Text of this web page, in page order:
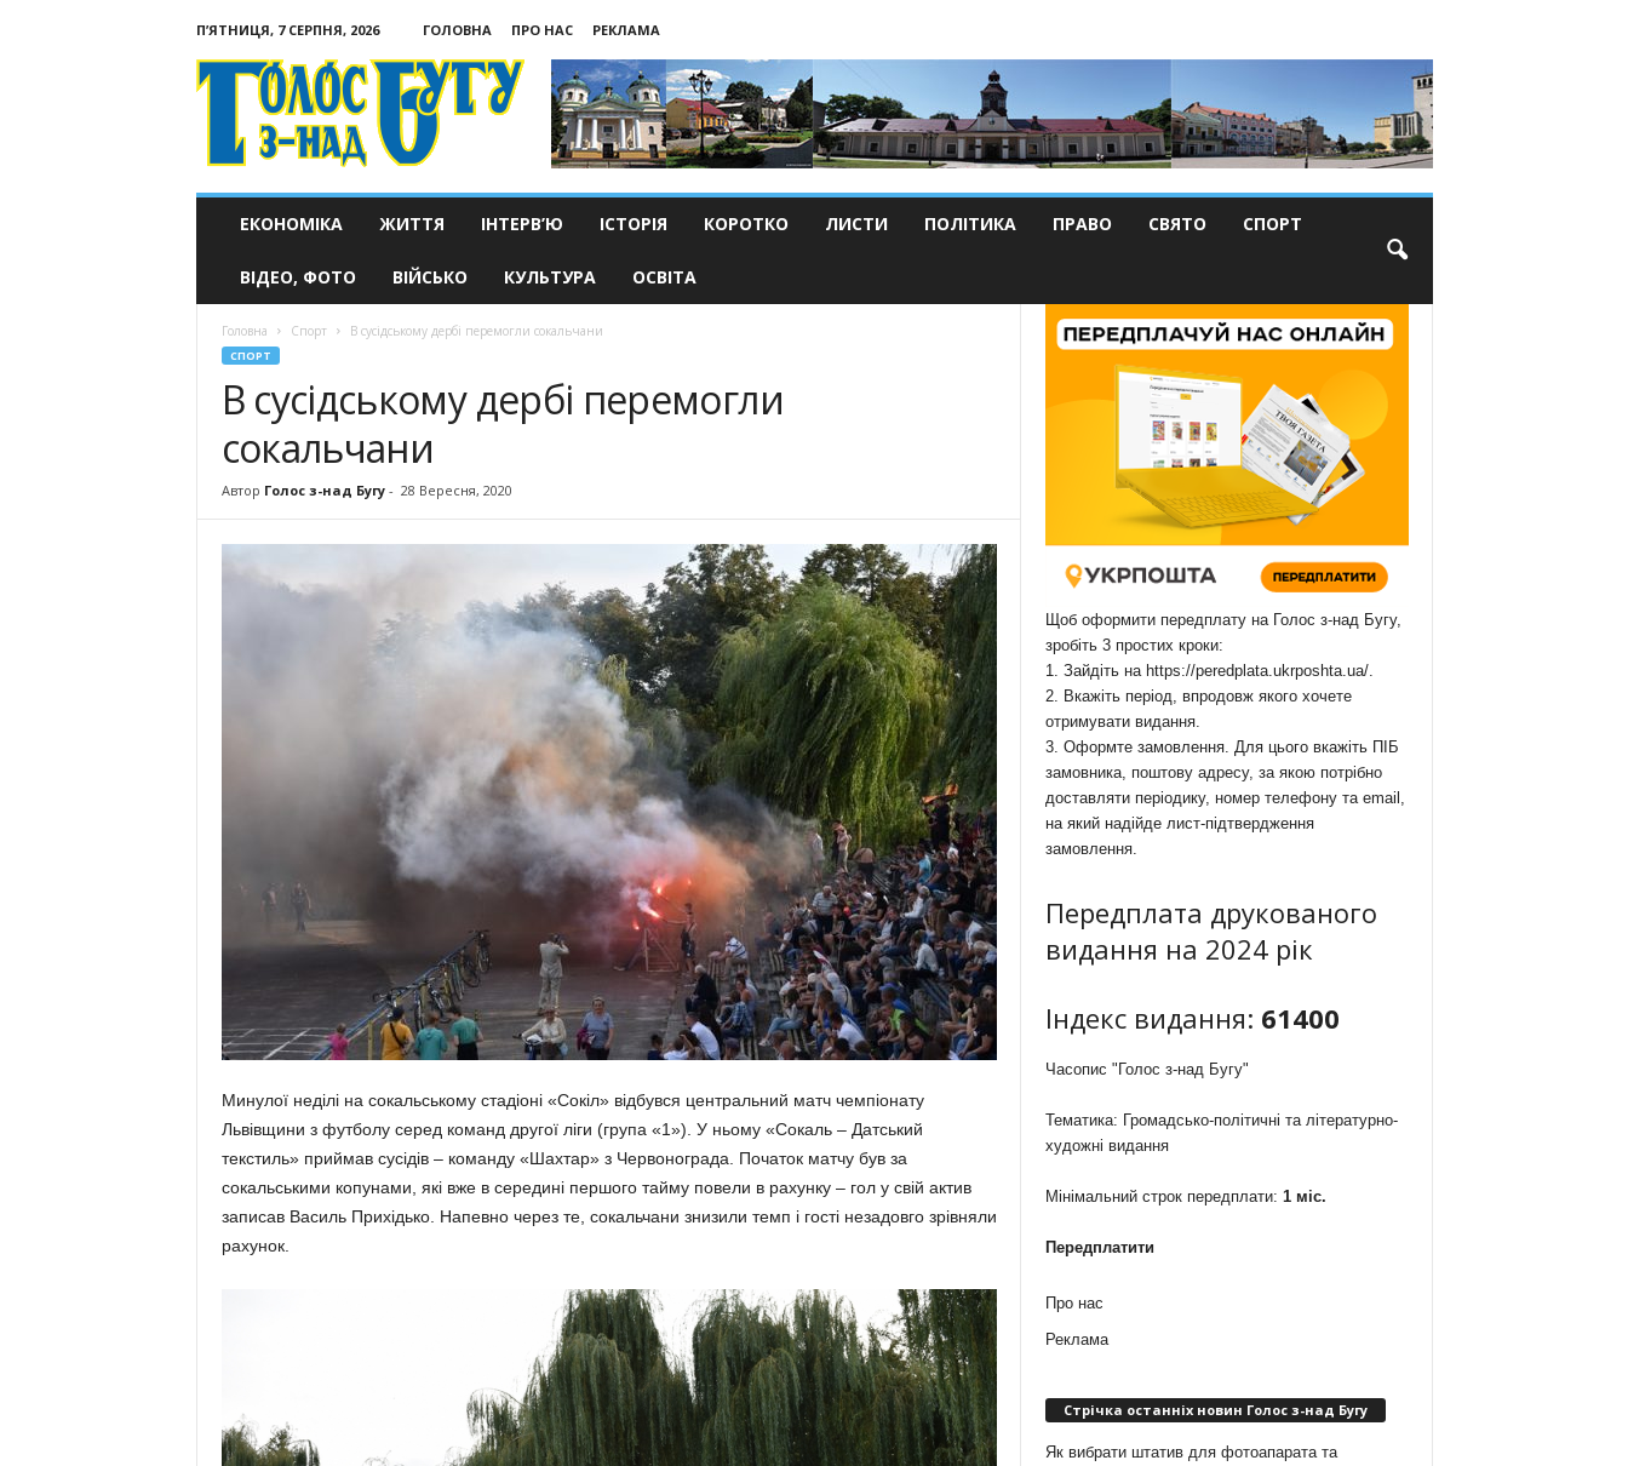
П’ЯТНИЦЯ, 7 СЕРПНЯ, 2026 ГОЛОВНА ПРО НАС
РЕКЛАМА
Голос
з-
ЕКОНОМІКА ЖИТТЯ ІНТЕРВ’Ю ІСТОРІЯ КОРОТКО ЛИСТИ ПОЛІТИКА ПРАВО СВЯТО СПОРТ
ВІДЕО, ФОТО ВІЙСЬКО КУЛЬТУРА ОСВІТА
Головна Спорт В сусідському дербі перемогли сокальчани
СПОРТ
В сусідському дербі перемогли
сокальчани
Автор Голос з-над Бугу- 28 Вересня, 2020
Минулої неділі на сокальському стадіоні «Сокіл» відбувся центральний матч чемпіонату
Львівщини з футболу серед команд другої ліги (група «1»). У ньому «Сокаль – Датський
текстиль» приймав сусідів – команду «Шахтар» з Черво­нограда. Початок матчу був за
сокальськими копунами, які вже в середині першого тайму повели в рахунку – гол у свій актив
записав Василь Прихідько. Напевно через те, сокальчани знизили темп і гості незадовго зрівняли
рахунок.
Щоб оформити передплату на Голос з-над Бугу,
зробіть 3 простих кроки:
1. Зайдіть на https://peredplata.ukrposhta.ua/.
2. Вкажіть період, впродовж якого хочете
отримувати видання.
3. Оформте замовлення. Для цього вкажіть ПІБ
замовника, поштову адресу, за якою потрібно
доставляти періодику, номер телефону та email,
на який надійде лист-підтвердження
замовлення.
Передплата друкованого
видання на 2024 рік
Індекс видання: 61400
Часопис "Голос з-над Бугу"
Тематика: Громадсько-політичні та літературно-
художні видання
Мінімальний строк передплати: 1 міс.
Передплатити
Про нас
Реклама
Стрічка останніх новин Голос з-над Бугу
Як вибрати штатив для фотоапарата та